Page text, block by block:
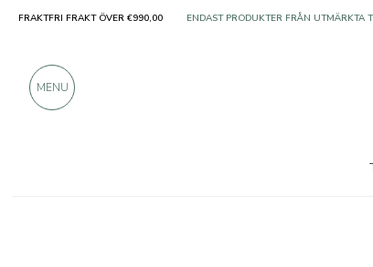
FRAKTFRI FRAKT ÖVER €990,00 ENDAST PRODUKTER FRÅN UTMÄRKTA
MENU